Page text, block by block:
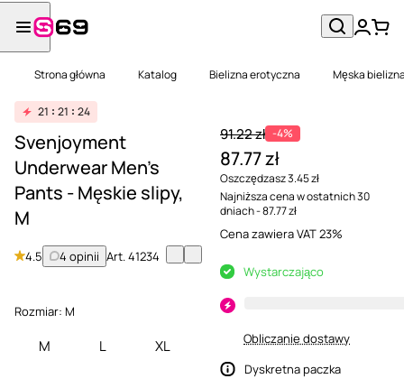
Strona główna Katalog Bielizna erotyczna Męska
21 21 24
Svenjoyment
Underwear Men's
Pants - Męskie slipy,
M
4.5 4 opinii Art.41234
Rozmiar: M
M L XL
91.22 zł -4%
87.77 zł
Oszczędzasz 3.45 zł
Najniższa cena w ostatnich 30
dniach - 87.77 zł
Cena zawiera VAT 23%
Wystarczająco
Obliczanie dostawy
Dyskretna paczka